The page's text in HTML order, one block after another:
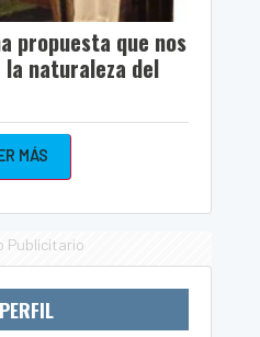
propuesta que nos
naturaleza del
MÁS
Publicitario